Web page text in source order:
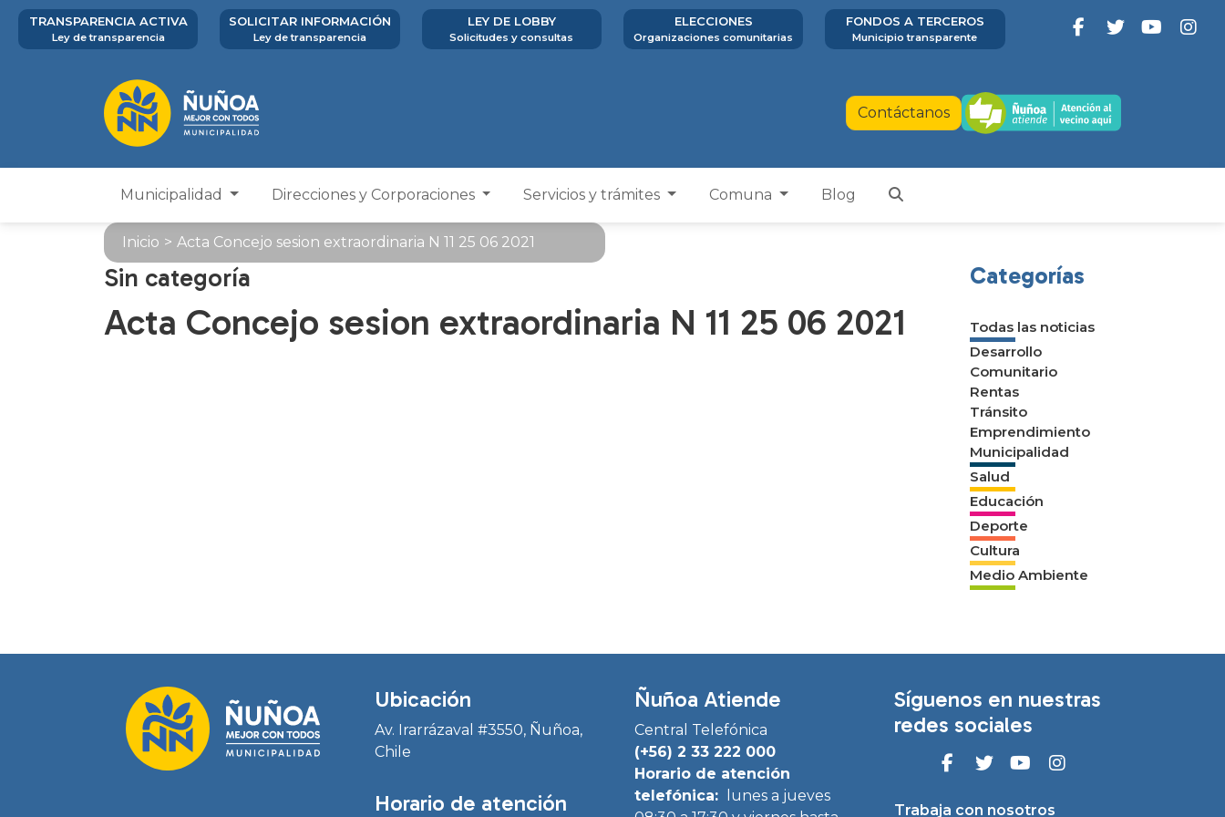
TRANSPARENCIA ACTIVA
Ley de transparencia
SOLICITAR INFORMACIÓN
Ley de transparencia
LEY DE LOBBY
Solicitudes y consultas
ELECCIONES
Organizaciones comunitarias
FONDOS A TERCEROS
Municipio transparente
Contáctanos
Municipalidad Direcciones y Corporaciones Servicios y trámites Comuna Blog
Inicio > Acta Concejo sesion extraordinaria N 11 25 06 2021
Sin categoría
Acta Concejo sesion extraordinaria N 11 25 06 2021
Categorías
Todas las noticias
Desarrollo
Comunitario
Rentas
Tránsito
Emprendimiento
Municipalidad
Salud
Educación
Deporte
Cultura
Medio Ambiente
Ubicación
Av. Irarrázaval #3550, Ñuñoa,
Chile
Horario de atención
Ñuñoa Atiende
Central Telefónica
(+56) 2 33 222 000
Horario de atención
telefónica:
lunes a jueves
Síguenos en nuestras
redes sociales
Trabaja con nosotros